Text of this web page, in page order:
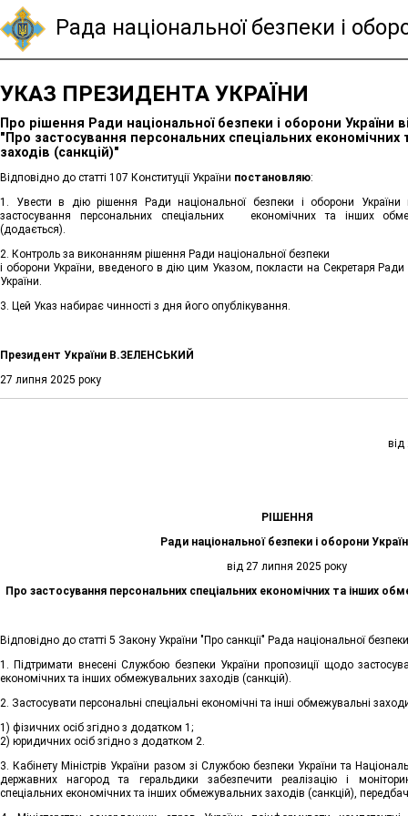
Рада національної безпеки і
УКАЗ ПРЕЗИДЕНТА УКРАЇНИ
Про рішення Ради національної безпеки і оборони України
"Про застосування персональних спеціальних
заходів (санкцій)"
Відповідно до статті 107 Конституції України постановляю:
1. Увести в дію рішення Ради національної безпеки і оборони
застосування персональних спеціальних економічних та інших
(додається).
2. Контроль за виконанням рішення Ради національної безпеки
і оборони України, введеного в дію цим Указом, покласти на Секретаря Ради
України.
3. Цей Указ набирає чинності з дня його опублікування.
Президент України В.ЗЕЛЕНСЬКИЙ
27 липня 2025 року
РІШЕННЯ
Ради національної безпеки і оборони
від 27 липня 2025 року
Про застосування персональних спеціальних економічних та інших
Відповідно до статті 5 Закону України "Про санкції" Рада національної
1. Підтримати внесені Службою безпеки України пропозиції щодо
економічних та інших обмежувальних заходів (санкцій).
2. Застосувати персональні спеціальні економічні та інші обмежувальні
1) фізичних осіб згідно з додатком 1;
2) юридичних осіб згідно з додатком 2.
3. Кабінету Міністрів України разом зі Службою безпеки України та
державних нагород та геральдики забезпечити реалізацію і
спеціальних економічних та інших обмежувальних заходів (санкцій),